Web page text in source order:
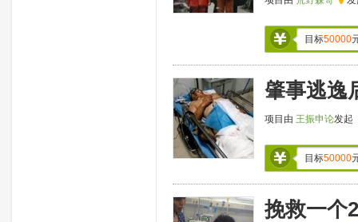
目标50000
肇事逃逸
项目由 王振申论发起
目标50000
挽救一个